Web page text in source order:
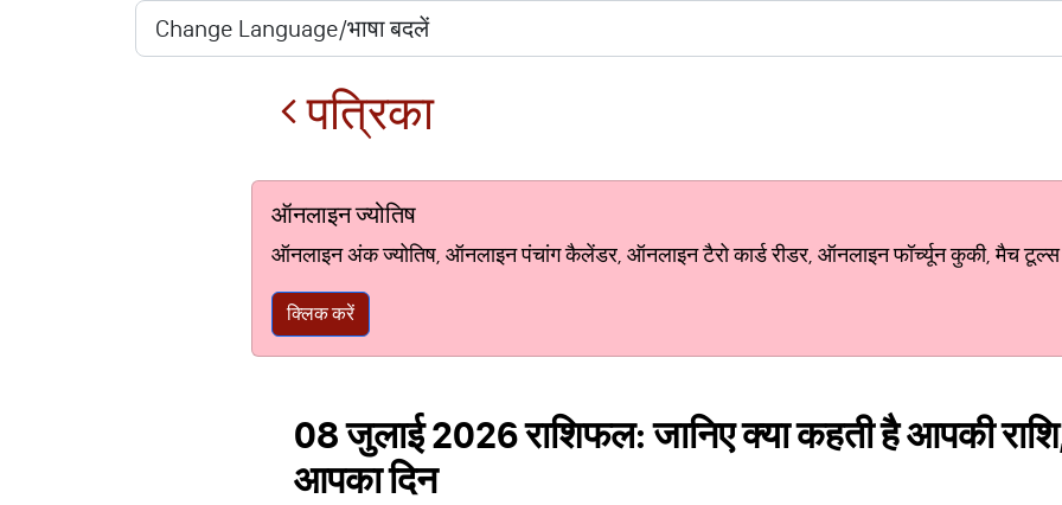
पत्रिका
ऑनलाइन ज्योतिष
ऑनलाइन अंक ज्योतिष, ऑनलाइन पंचांग कैलेंडर, ऑनलाइन टैरो कार्ड रीडर, ऑनलाइन फॉर्च्यून कुकी, मैच टूल्स
क्लिक करें
08 जुलाई 2026 राशिफल: जानिए क्या कहती है आपकी
आपका दिन